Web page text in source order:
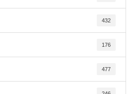
432
176
477